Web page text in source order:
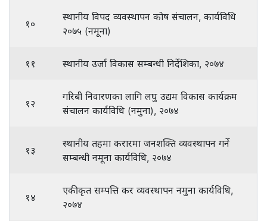
१०
स्थानीय विपद व्यवस्थापन कोष संचालन, कार्यविधि
२०७५ (नमूना)
११ स्थानीय उर्जा विकास सम्बन्धी निर्देशिका, २०७४
१२
गरिबी निवारणका लागि लघु उद्यम विकास कार्यक्रम
संचालन कार्यविधि (नमुना), २०७४
१३
स्थानीय तहमा करारमा जनशक्ति व्यवस्थापन गर्ने
सम्बन्धी नमूना कार्यविधि, २०७४
१४
एकीकृत सम्पत्ति कर व्यवस्थापन नमुना कार्यविधि,
२०७४